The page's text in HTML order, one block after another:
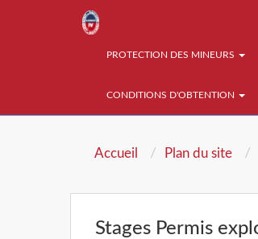
PROTECTION DES MINEURS
CONDITIONS D'OBTENTION
Accueil Plan du site
Stages Permis